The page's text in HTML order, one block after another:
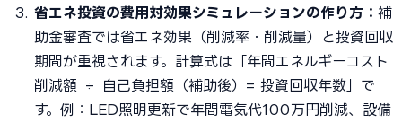
省エネ投資の費用対効果シミュレーションの作り方： 補
助金審査では省エネ効果（削減率・削減量）と投資回収
期間が重視されます。計算式は「年間エネルギーコスト
削減額 ÷ 自己負担額（補助後）= 投資回収年数」で
す。例：LED照明更新で年間電気代100万円削減、設備